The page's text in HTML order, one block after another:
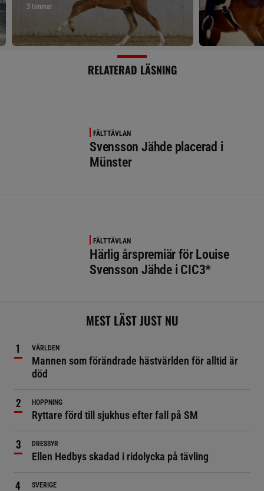
3 timmar
RELATERAD LÄSNING
FÄLTTÄVLAN
Svensson Jähde placerad i
Münster
FÄLTTÄVLAN
Härlig årspremiär för Louise
Svensson Jähde i CIC3*
MEST LÄST JUST NU
VÄRLDEN
Mannen som förändrade hästvärlden för alltid är
död
HOPPNING
Ryttare förd till sjukhus efter fall på SM
DRESSYR
Ellen Hedbys skadad i ridolycka på tävling
SVERIGE